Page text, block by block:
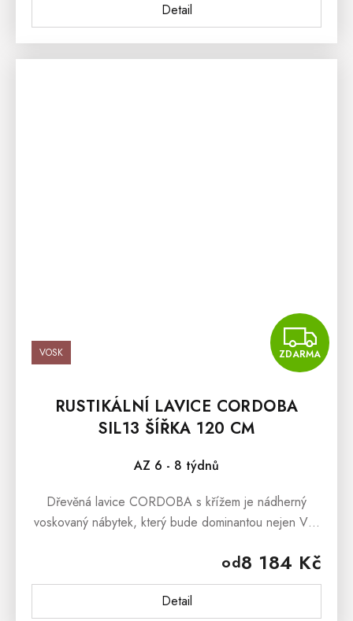
Detail
VOSK ZDARMA
RUSTIKÁLNÍ LAVICE CORDOBA
SIL13 ŠÍŘKA 120 CM
AZ 6 - 8 týdnů
od8 184 Kč
Detail
Dřevěná lavice CORDOBA s křížem je nádherný
voskovaný nábytek, který bude dominantou nejen Vaši
v prostorách terasy či...